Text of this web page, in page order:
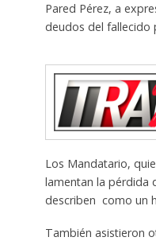
Pared Pérez, a
deudos del fallecido
Los Mandatario,
lamentan la pérdida
describen como un
También asistieron